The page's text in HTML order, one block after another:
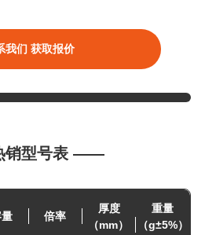
我们 获取报价
型号表 ——
倍率
厚度
（mm）
重量
（g±5%）